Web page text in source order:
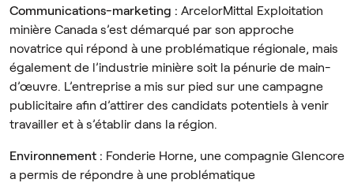
Communications-marketing : ArcelorMittal Exploitation
minière Canada s’est démarqué par son approche
novatrice qui répond à une problématique régionale, mais
également de l’industrie minière soit la pénurie de main-
d’œuvre. L’entreprise a mis sur pied sur une campagne
publicitaire afin d’attirer des candidats potentiels à venir
travailler et à s’établir dans la région.
Environnement : Fonderie Horne, une compagnie Glencore
a permis de répondre à une problématique